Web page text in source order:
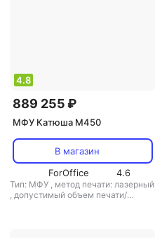
4.8
889 255 ₽
МФУ Катюша M450
В магазин
ForOffice
4.6
Тип: МФУ , метод печати: лазерный
, допустимый объем печати/